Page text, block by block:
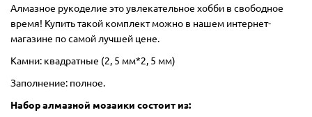
Алмазное рукоделие это увлекательное хобби в свободное
время! Купить такой комплект можно в нашем интернет-
магазине по самой лучшей цене.
Камни: квадратные (2, 5 мм*2, 5 мм)
Заполнение: полное.
Набор алмазной мозаики состоит из: